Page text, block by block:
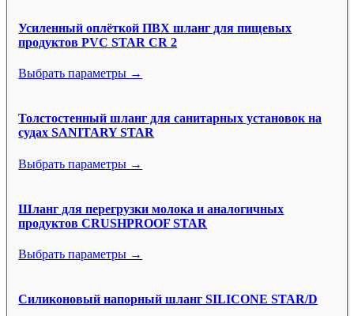
Усиленный оплёткой ПВХ шланг для пищевых
продуктов PVC STAR CR 2
Выбрать параметры →
Толстостенный шланг для санитарных установок на
судах SANITARY STAR
Выбрать параметры →
Шланг для перегрузки молока и аналогичных
продуктов CRUSHPROOF STAR
Выбрать параметры →
Силиконовый напорный шланг SILICONE STAR/D